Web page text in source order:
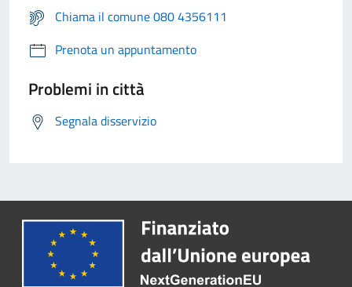
Chiama il comune 080 4356111
Prenota un appuntamento
Problemi in città
Segnala disservizio